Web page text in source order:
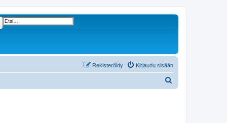
Tarkennettu haku
Kirjaudu sisään
Rekisteröidy